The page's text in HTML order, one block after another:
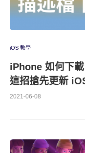
iOS 教學
iPhone 如何下
這招搶先更新
2021-06-08